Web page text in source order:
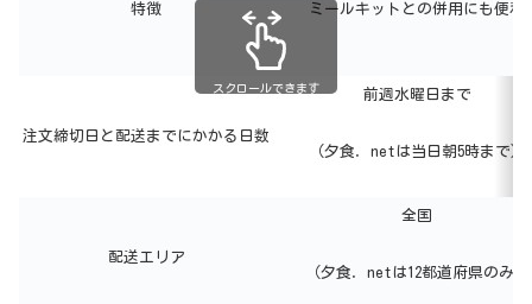
特徴 ミールキットとの併用にも便利
注文締切日と配送までにかかる日数
前週水曜日まで
（夕食．netは当日朝5時まで）
配送エリア
全国
（夕食．netは12都道府県のみ）
スクロールできます